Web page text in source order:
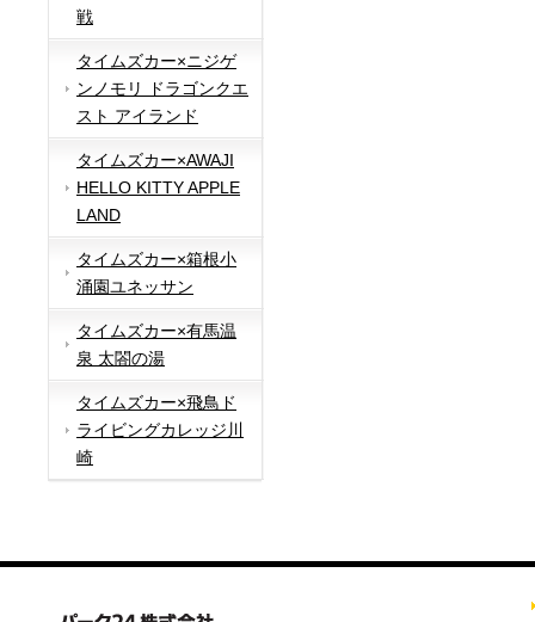
戦
タイムズカー×ニジゲ
ンノモリ ドラゴンクエ
スト アイランド
タイムズカー×AWAJI
HELLO KITTY APPLE
LAND
タイムズカー×箱根小
涌園ユネッサン
タイムズカー×有馬温
泉 太閤の湯
タイムズカー×飛鳥ド
ライビングカレッジ川
崎